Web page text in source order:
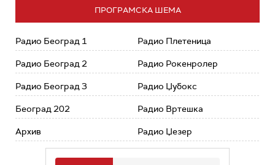
ПРОГРАМСКА ШЕМА
Радио Београд 1
Радио Београд 2
Радио Београд 3
Београд 202
Архив
Радио Плетеница
Радио Рокенролер
Радио Џубокс
Радио Вртешка
Радио Џезер